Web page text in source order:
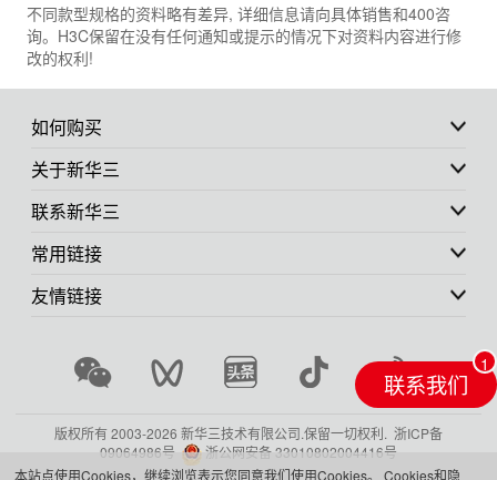
不同款型规格的资料略有差异, 详细信息请向具体销售和400咨
询。H3C保留在没有任何通知或提示的情况下对资料内容进行修
改的权利!
如何购买
关于新华三
联系新华三
常用链接
友情链接
版权所有 2003-2026 新华三技术有限公司.保留一切权利. 浙ICP备
09064986号
浙公网安备 33010802004416号
联系我们
本站点使用Cookies，继续浏览表示您同意我们使用Cookies。 Cookies和隐